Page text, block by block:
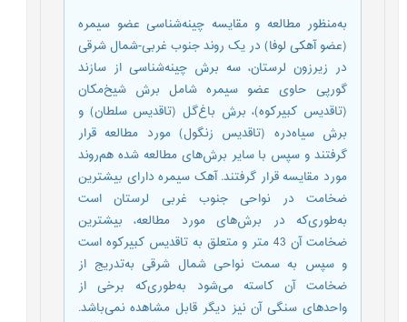
به‌منظور مطالعه و مقایسه چینه‌شناسی عضو سیمره
(عضو آهکی لوفا) در یک روند جنوب غربی-شمال شرقی
در زیرزون لرستان، سه برش چینه‌شناسی از سازند
گورپی حاوی عضو سیمره شامل برش شیخ‌مکان
(تاقدیس کبیرکوه)، برش باغ‌گل (تاقدیس سلطان) و
برش سیاه‌دره (تاقدیس زنگول) مورد مطالعه قرار
گرفتند و سپس با سایر برش‌های مطالعه شده هم‌روند
مورد مقایسه قرار گرفتند. آهک سیمره دارای بیشترین
ضخامت در نواحی جنوب غربی لرستان است
به‌طوری‌که در برش‌های مورد مطالعه، بیشترین
ضخامت آن 43 متر و متعلق به تاقدیس کبیر‌کوه است
و سپس به سمت نواحی شمال شرقی به‌تدریج از
ضخامت آن کاسته می‌شود به‌طوری‌که برخی از
واحدهای سنگی آن نیز دیگر قابل مشاهده نمی‌باشد.